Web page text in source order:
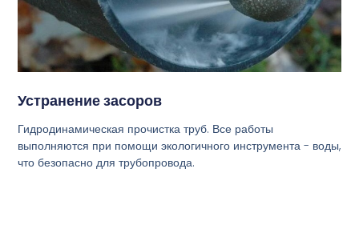
Устранение засоров
Гидродинамическая прочистка труб. Все работы
выполняются при помощи экологичного инструмента - воды,
что безопасно для трубопровода.